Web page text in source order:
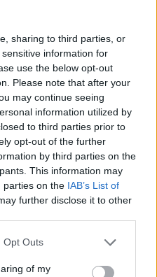
sharing to third parties, or
information for
use the below opt-out
Please note that after your
may continue seeing
information utilized by
to third parties prior to
opt-out of the further
by third parties on the
This information may
parties on the IAB’s List of
further disclose it to other
uses one or more Google
behaviour. You may click to
Opt Outs
of my
τήρησε το
πολεμούν στις
στην Ινδία για το
τι απαντά η εταιρεία
του
Αττικής